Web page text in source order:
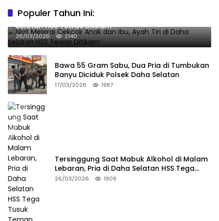
Populer Tahun Ini:
Niat Melerai Cekcok Anak dan Ibu, Ayah Tiri di Daha
Selatan HSS Tewas Ditikam
26/03/2026 2140
Bawa 55 Gram Sabu, Dua Pria di Tumbukan
Banyu Diciduk Polsek Daha Selatan
17/03/2026 1987
Tersinggung Saat Mabuk Alkohol di Malam
Lebaran, Pria di Daha Selatan HSS Tega
Tusuk Teman Sendiri
26/03/2026 1909